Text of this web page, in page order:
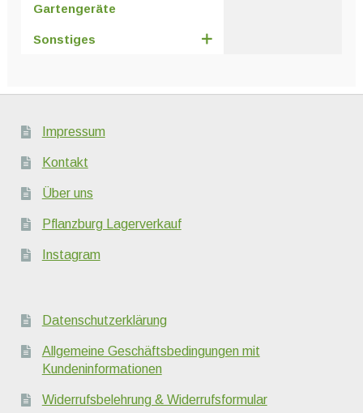
Gartengeräte
Sonstiges
Impressum
Kontakt
Über uns
Pflanzburg Lagerverkauf
Instagram
Datenschutzerklärung
Allgemeine Geschäftsbedingungen mit
Kundeninformationen
Widerrufsbelehrung & Widerrufsformular